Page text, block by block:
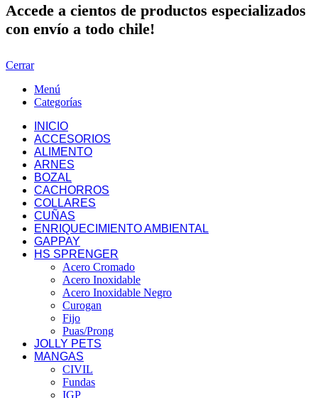
Accede a cientos de productos especializados
con envío a todo chile!
Cerrar
Menú
Categorías
INICIO
ACCESORIOS
ALIMENTO
ARNES
BOZAL
CACHORROS
COLLARES
CUÑAS
ENRIQUECIMIENTO AMBIENTAL
GAPPAY
HS SPRENGER
Acero Cromado
Acero Inoxidable
Acero Inoxidable Negro
Curogan
Fijo
Puas/Prong
JOLLY PETS
MANGAS
CIVIL
Fundas
IGP